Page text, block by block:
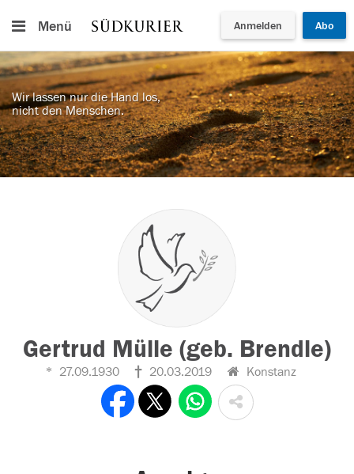
Menü Anmelden Abo
Wir lassen nur die Hand los,
nicht den Menschen.
Gertrud Mülle (geb. Brendle)
27.09.1930 20.03.2019 Konstanz